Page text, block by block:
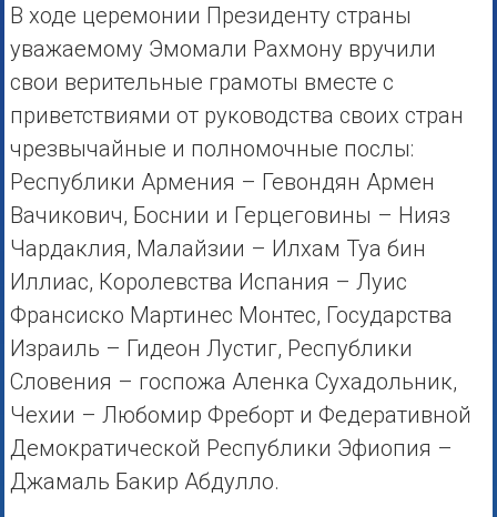
В ходе церемонии Президенту страны
уважаемому Эмомали Рахмону вручили
свои верительные грамоты вместе с
приветствиями от руководства своих стран
чрезвычайные и полномочные послы:
Республики Армения – Гевондян Армен
Вачикович, Боснии и Герцеговины – Нияз
Чардаклия, Малайзии – Илхам Туа бин
Иллиас, Королевства Испания – Луис
Франсиско Мартинес Монтес, Государства
Израиль – Гидеон Лустиг, Республики
Словения – госпожа Аленка Сухадольник,
Чехии – Любомир Фреборт и Федеративной
Демократической Республики Эфиопия –
Джамаль Бакир Абдулло.